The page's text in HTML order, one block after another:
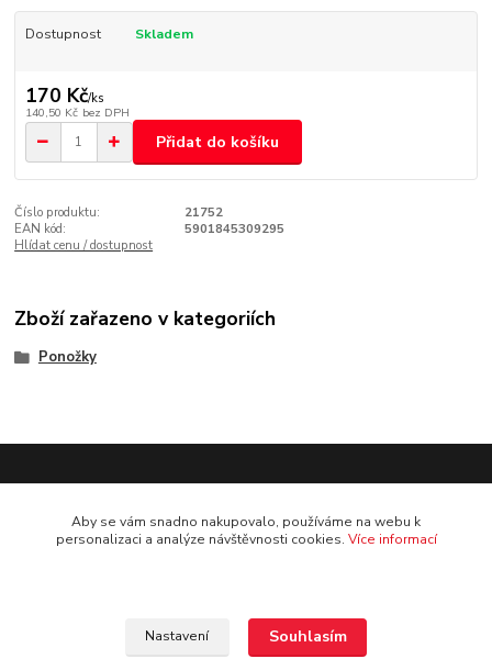
Dostupnost Skladem
170 Kč/ks
140,50 Kč bez DPH
Přidat do košíku
Číslo produktu:
21752
EAN kód:
5901845309295
Hlídat cenu / dostupnost
Zboží zařazeno v kategoriích
Ponožky
Aby se vám snadno nakupovalo, používáme na webu k
personalizaci a analýze návštěvnosti cookies. Více informací
Nastavení Souhlasím